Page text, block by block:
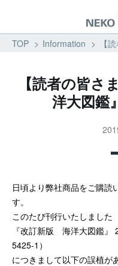
TOP Information 【
【読者の皆
洋大図鑑
日頃より弊社商品をご購読
す。
このたび刊行いたしました
『改訂新版 海洋大図鑑』
5425-1）
につきまして以下の誤植が